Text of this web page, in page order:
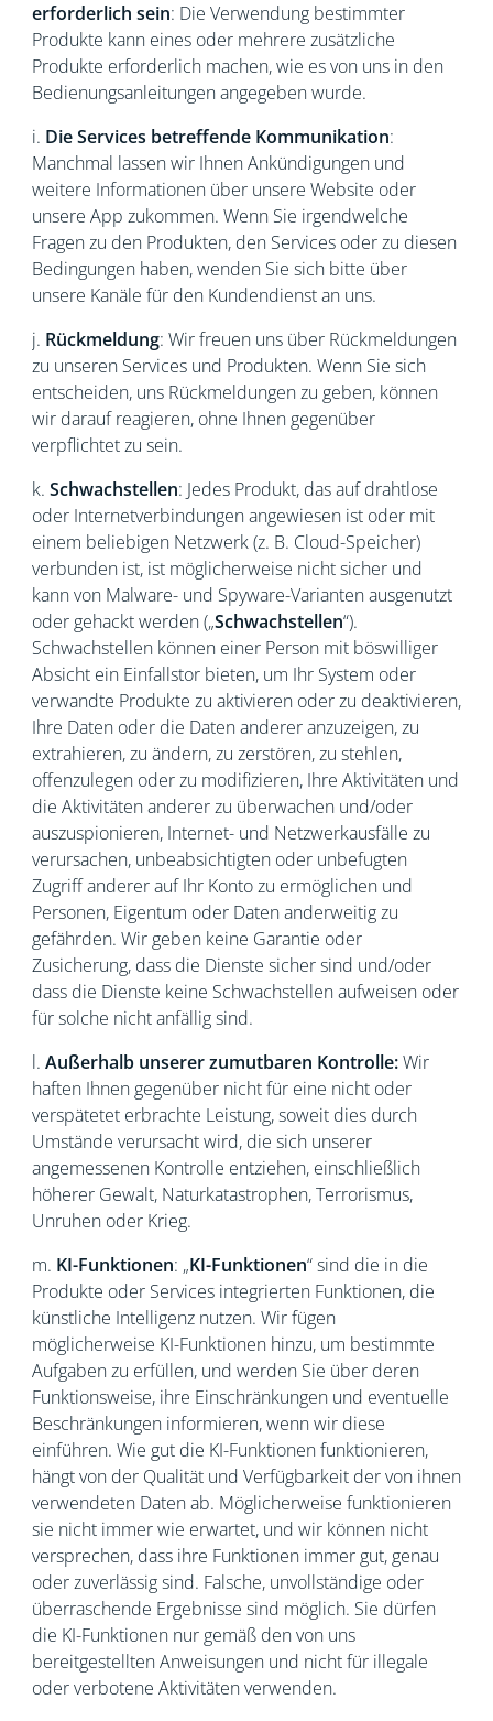
erforderlich sein: Die Verwendung bestimmter
Produkte kann eines oder mehrere zusätzliche
Produkte erforderlich machen, wie es von uns in den
Bedienungsanleitungen angegeben wurde.
i. Die Services betreffende Kommunikation:
Manchmal lassen wir Ihnen Ankündigungen und
weitere Informationen über unsere Website oder
unsere App zukommen. Wenn Sie irgendwelche
Fragen zu den Produkten, den Services oder zu diesen
Bedingungen haben, wenden Sie sich bitte über
unsere Kanäle für den Kundendienst an uns.
j. Rückmeldung: Wir freuen uns über Rückmeldungen
zu unseren Services und Produkten. Wenn Sie sich
entscheiden, uns Rückmeldungen zu geben, können
wir darauf reagieren, ohne Ihnen gegenüber
verpflichtet zu sein.
k. Schwachstellen: Jedes Produkt, das auf drahtlose
oder Internetverbindungen angewiesen ist oder mit
einem beliebigen Netzwerk (z. B. Cloud-Speicher)
verbunden ist, ist möglicherweise nicht sicher und
kann von Malware- und Spyware-Varianten ausgenutzt
oder gehackt werden („Schwachstellen“).
Schwachstellen können einer Person mit böswilliger
Absicht ein Einfallstor bieten, um Ihr System oder
verwandte Produkte zu aktivieren oder zu deaktivieren,
Ihre Daten oder die Daten anderer anzuzeigen, zu
extrahieren, zu ändern, zu zerstören, zu stehlen,
offenzulegen oder zu modifizieren, Ihre Aktivitäten und
die Aktivitäten anderer zu überwachen und/oder
auszuspionieren, Internet- und Netzwerkausfälle zu
verursachen, unbeabsichtigten oder unbefugten
Zugriff anderer auf Ihr Konto zu ermöglichen und
Personen, Eigentum oder Daten anderweitig zu
gefährden. Wir geben keine Garantie oder
Zusicherung, dass die Dienste sicher sind und/oder
dass die Dienste keine Schwachstellen aufweisen oder
für solche nicht anfällig sind.
l. Außerhalb unserer zumutbaren Kontrolle:Wir
haften Ihnen gegenüber nicht für eine nicht oder
verspätetet erbrachte Leistung, soweit dies durch
Umstände verursacht wird, die sich unserer
angemessenen Kontrolle entziehen, einschließlich
höherer Gewalt, Naturkatastrophen, Terrorismus,
Unruhen oder Krieg.
m. KI-Funktionen: „KI-Funktionen“ sind die in die
Produkte oder Services integrierten Funktionen, die
künstliche Intelligenz nutzen. Wir fügen
möglicherweise KI-Funktionen hinzu, um bestimmte
Aufgaben zu erfüllen, und werden Sie über deren
Funktionsweise, ihre Einschränkungen und eventuelle
Beschränkungen informieren, wenn wir diese
einführen. Wie gut die KI-Funktionen funktionieren,
hängt von der Qualität und Verfügbarkeit der von ihnen
verwendeten Daten ab. Möglicherweise funktionieren
sie nicht immer wie erwartet, und wir können nicht
versprechen, dass ihre Funktionen immer gut, genau
oder zuverlässig sind. Falsche, unvollständige oder
überraschende Ergebnisse sind möglich. Sie dürfen
die KI-Funktionen nur gemäß den von uns
bereitgestellten Anweisungen und nicht für illegale
oder verbotene Aktivitäten verwenden.